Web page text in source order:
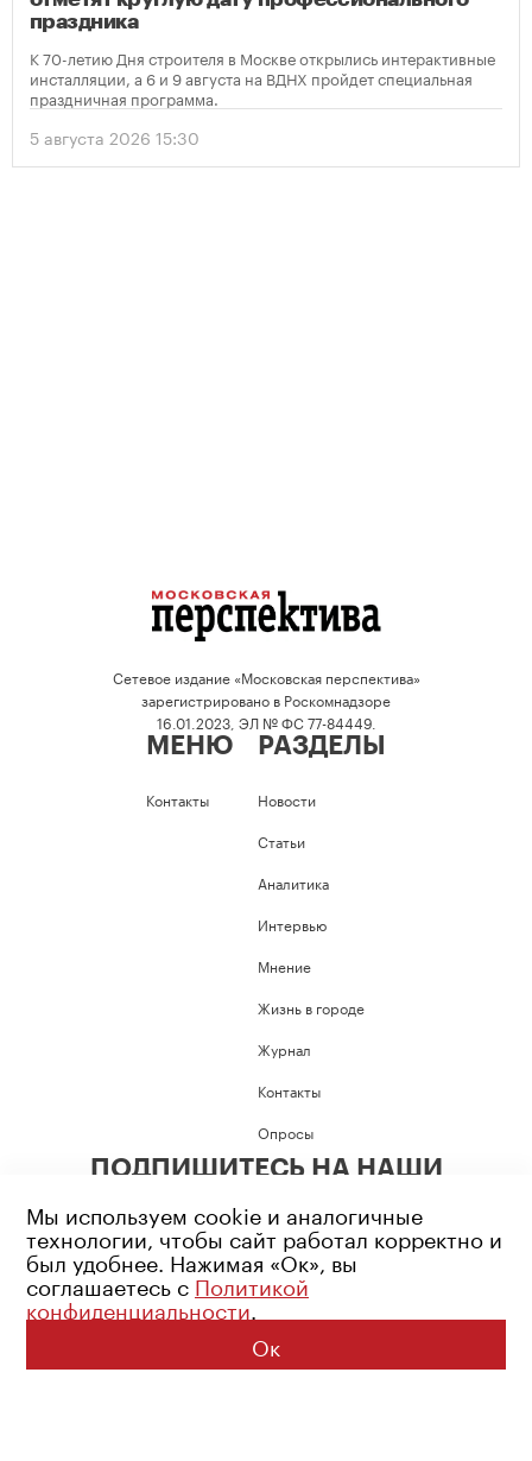
праздника
К 70-летию Дня строителя в Москве открылись интерактивные
инсталляции, а 6 и 9 августа на ВДНХ пройдет специальная
праздничная программа.
5 августа 2026 15:30
Сетевое издание «Московская перспектива»
зарегистрировано в Роскомнадзоре
16.01.2023, ЭЛ № ФС 77-84449.
МЕНЮ
Контакты
РАЗДЕЛЫ
Новости
Статьи
Аналитика
Интервью
Мнение
Жизнь в городе
Журнал
Контакты
Опросы
ПОДПИШИТЕСЬ НА НАШИ
Возрастное ограничение: 16+
Политика конфиденциальности
© 2026 Все права защищены
Мы используем cookie и аналогичные
технологии, чтобы сайт работал корректно и
был удобнее. Нажимая «Ок», вы
соглашаетесь с Политикой
конфиденциальности.
Ок